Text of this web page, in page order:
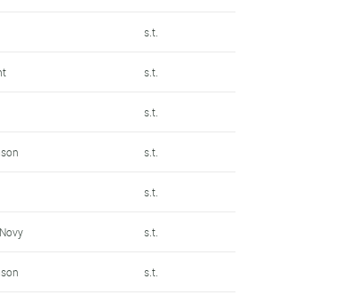
s.t.
s.t.
s.t.
s.t.
s.t.
s.t.
s.t.